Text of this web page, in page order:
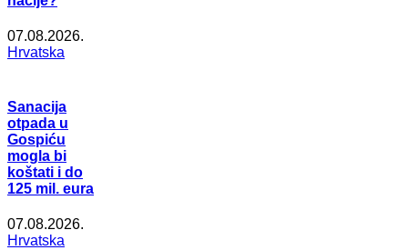
07.08.2026.
Hrvatska
Sanacija
otpada u
Gospiću
mogla bi
koštati i do
125 mil. eura
07.08.2026.
Hrvatska